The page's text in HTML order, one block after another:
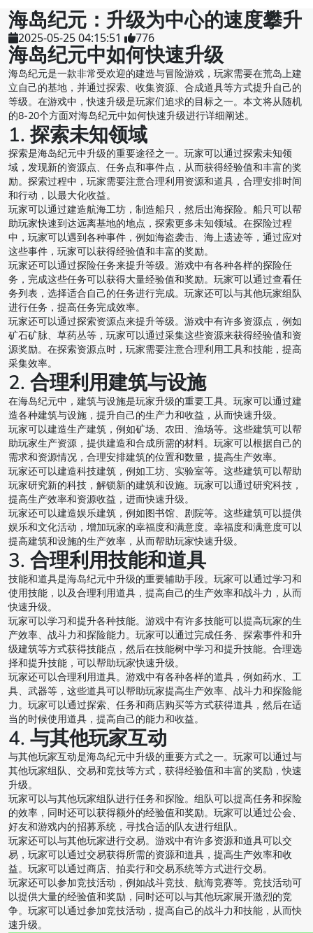
海岛纪元：升级为中心的速度攀升
2025-05-25 04:15:51 776
海岛纪元中如何快速升级
海岛纪元是一款非常受欢迎的建造与冒险游戏，玩家需要在荒岛上建
立自己的基地，并通过探索、收集资源、合成道具等方式提升自己的
等级。在游戏中，快速升级是玩家们追求的目标之一。本文将从随机
的8-20个方面对海岛纪元中如何快速升级进行详细阐述。
1. 探索未知领域
探索是海岛纪元中升级的重要途径之一。玩家可以通过探索未知领
域，发现新的资源点、任务点和事件点，从而获得经验值和丰富的奖
励。探索过程中，玩家需要注意合理利用资源和道具，合理安排时间
和行动，以最大化收益。
玩家可以通过建造航海工坊，制造船只，然后出海探险。船只可以帮
助玩家快速到达远离基地的地点，探索更多未知领域。在探险过程
中，玩家可以遇到各种事件，例如海盗袭击、海上遗迹等，通过应对
这些事件，玩家可以获得经验值和丰富的奖励。
玩家还可以通过探险任务来提升等级。游戏中有各种各样的探险任
务，完成这些任务可以获得大量经验值和奖励。玩家可以通过查看任
务列表，选择适合自己的任务进行完成。玩家还可以与其他玩家组队
进行任务，提高任务完成效率。
玩家还可以通过探索资源点来提升等级。游戏中有许多资源点，例如
矿石矿脉、草药丛等，玩家可以通过采集这些资源来获得经验值和资
源奖励。在探索资源点时，玩家需要注意合理利用工具和技能，提高
采集效率。
2. 合理利用建筑与设施
在海岛纪元中，建筑与设施是玩家升级的重要工具。玩家可以通过建
造各种建筑与设施，提升自己的生产力和收益，从而快速升级。
玩家可以建造生产建筑，例如矿场、农田、渔场等。这些建筑可以帮
助玩家生产资源，提供建造和合成所需的材料。玩家可以根据自己的
需求和资源情况，合理安排建筑的位置和数量，提高生产效率。
玩家还可以建造科技建筑，例如工坊、实验室等。这些建筑可以帮助
玩家研究新的科技，解锁新的建筑和设施。玩家可以通过研究科技，
提高生产效率和资源收益，进而快速升级。
玩家还可以建造娱乐建筑，例如图书馆、剧院等。这些建筑可以提供
娱乐和文化活动，增加玩家的幸福度和满意度。幸福度和满意度可以
提高建筑和设施的生产效率，从而帮助玩家快速升级。
3. 合理利用技能和道具
技能和道具是海岛纪元中升级的重要辅助手段。玩家可以通过学习和
使用技能，以及合理利用道具，提高自己的生产效率和战斗力，从而
快速升级。
玩家可以学习和提升各种技能。游戏中有许多技能可以提高玩家的生
产效率、战斗力和探险能力。玩家可以通过完成任务、探索事件和升
级建筑等方式获得技能点，然后在技能树中学习和提升技能。合理选
择和提升技能，可以帮助玩家快速升级。
玩家还可以合理利用道具。游戏中有各种各样的道具，例如药水、工
具、武器等，这些道具可以帮助玩家提高生产效率、战斗力和探险能
力。玩家可以通过探索、任务和商店购买等方式获得道具，然后在适
当的时候使用道具，提高自己的能力和收益。
4. 与其他玩家互动
与其他玩家互动是海岛纪元中升级的重要方式之一。玩家可以通过与
其他玩家组队、交易和竞技等方式，获得经验值和丰富的奖励，快速
升级。
玩家可以与其他玩家组队进行任务和探险。组队可以提高任务和探险
的效率，同时还可以获得额外的经验值和奖励。玩家可以通过公会、
好友和游戏内的招募系统，寻找合适的队友进行组队。
玩家还可以与其他玩家进行交易。游戏中有许多资源和道具可以交
易，玩家可以通过交易获得所需的资源和道具，提高生产效率和收
益。玩家可以通过商店、拍卖行和交易系统等方式进行交易。
玩家还可以参加竞技活动，例如战斗竞技、航海竞赛等。竞技活动可
以提供大量的经验值和奖励，同时还可以与其他玩家展开激烈的竞
争。玩家可以通过参加竞技活动，提高自己的战斗力和技能，从而快
速升级。